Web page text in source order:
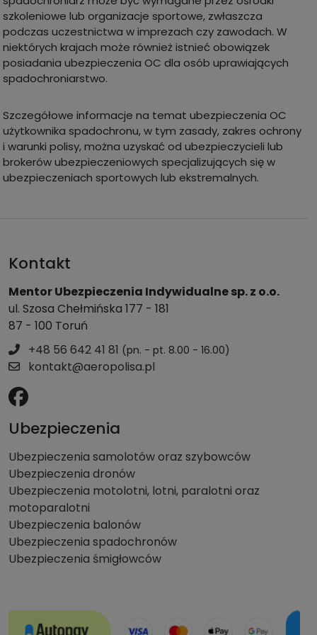
szkoleniowe lub organizacje sportowe, zwłaszcza
podczas uczestnictwa w imprezach czy zawodach. W
niektórych krajach może również istnieć obowiązek
posiadania ubezpieczenia OC dla osób uprawiających
spadochroniarstwo.
Szczegółowe informacje na temat ubezpieczenia OC
użytkownika spadochronu, w tym zasady, zakres ochrony
i warunki polisy, można uzyskać od ubezpieczycieli lub
brokerów ubezpieczeniowych specjalizujących się w
ubezpieczeniach sportowych lub ekstremalnych.
Kontakt
Mentor Ubezpieczenia Indywidualne sp. z o.o.
ul. Szosa Chełmińska 177 - 181
87 - 100 Toruń
+48 56 642 41 81 (pn. - pt. 8.00 - 16.00)
kontakt@aeropolisa.pl
Ubezpieczenia
Ubezpieczenia samolotów oraz szybowców
Ubezpieczenia dronów
Ubezpieczenia motolotni, lotni, paralotni oraz
motoparalotni
Ubezpieczenia balonów
Ubezpieczenia spadochronów
Ubezpieczenia śmigłowców